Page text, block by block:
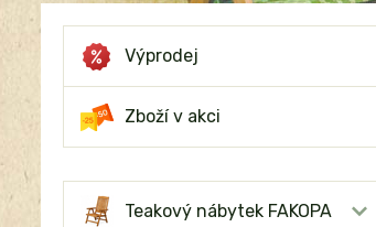
Výprodej
Zboží v akci
Teakový nábytek FAKOPA